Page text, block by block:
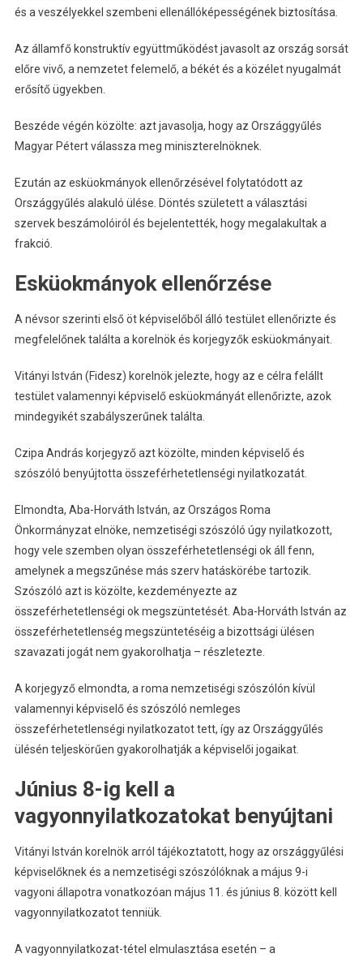
és a veszélyekkel szembeni ellenállóképességének biztosítása.
Az államfő konstruktív együttműködést javasolt az ország sorsát
előre vivő, a nemzetet felemelő, a békét és a közélet nyugalmát
erősítő ügyekben.
Beszéde végén közölte: azt javasolja, hogy az Országgyűlés
Magyar Pétert válassza meg miniszterelnöknek.
Ezután az esküokmányok ellenőrzésével folytatódott az
Országgyűlés alakuló ülése. Döntés született a választási
szervek beszámolóiról és bejelentették, hogy megalakultak a
frakció.
Esküokmányok ellenőrzése
A névsor szerinti első öt képviselőből álló testület ellenőrizte és
megfelelőnek találta a korelnök és korjegyzők esküokmányait.
Vitányi István (Fidesz) korelnök jelezte, hogy az e célra felállt
testület valamennyi képviselő esküokmányát ellenőrizte, azok
mindegyikét szabályszerűnek találta.
Czipa András korjegyző azt közölte, minden képviselő és
szószóló benyújtotta összeférhetetlenségi nyilatkozatát.
Elmondta, Aba-Horváth István, az Országos Roma
Önkormányzat elnöke, nemzetiségi szószóló úgy nyilatkozott,
hogy vele szemben olyan összeférhetetlenségi ok áll fenn,
amelynek a megszűnése más szerv hatáskörébe tartozik.
Szószóló azt is közölte, kezdeményezte az
összeférhetetlenségi ok megszüntetését. Aba-Horváth István az
összeférhetetlenség megszüntetéséig a bizottsági ülésen
szavazati jogát nem gyakorolhatja – részletezte.
A korjegyző elmondta, a roma nemzetiségi szószólón kívül
valamennyi képviselő és szószóló nemleges
összeférhetetlenségi nyilatkozatot tett, így az Országgyűlés
ülésén teljeskörűen gyakorolhatják a képviselői jogaikat.
Június 8-ig kell a
vagyonnyilatkozatokat benyújtani
Vitányi István korelnök arról tájékoztatott, hogy az országgyűlési
képviselőknek és a nemzetiségi szószólóknak a május 9-i
vagyoni állapotra vonatkozóan május 11. és június 8. között kell
vagyonnyilatkozatot tenniük.
A vagyonnyilatkozat-tétel elmulasztása esetén – a